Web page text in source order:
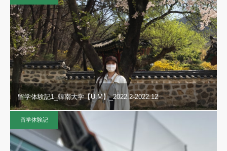
留学体験記1_韓南大学【U.M】_2022.2-2022.12
留学体験記